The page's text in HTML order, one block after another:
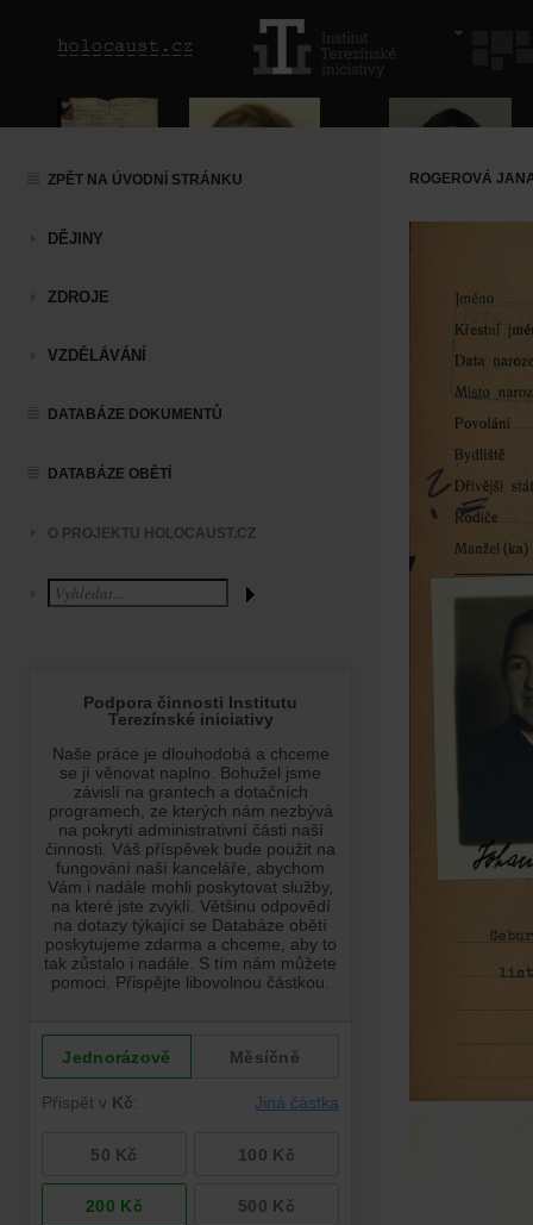
ZPĚT NA ÚVODNÍ STRÁNKU
DĚJINY
ZDROJE
VZDĚLÁVÁNÍ
DATABÁZE DOKUMENTŮ
DATABÁZE OBĚTÍ
O PROJEKTU HOLOCAUST.CZ
ROGEROVÁ